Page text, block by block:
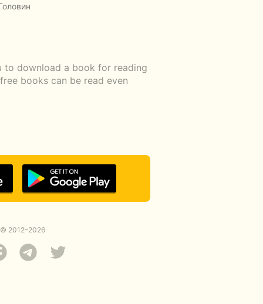
to download a book for reading
books can be read even
© 2012–2026